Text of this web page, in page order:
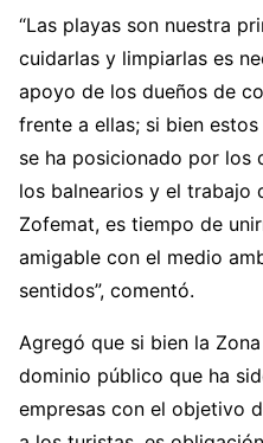
“Las playas son nuestra
cuidarlas y limpiarlas es
apoyo de los dueños de
frente a ellas; si bien
se ha posicionado por los
los balnearios y el trabajo
Zofemat, es tiempo de
amigable con el medio
sentidos”, comentó.
Agregó que si bien la
dominio público que ha
empresas con el objetivo